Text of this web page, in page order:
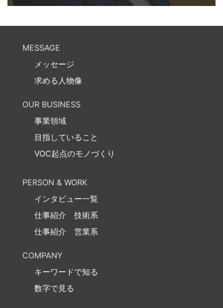
MESSAGE
メッセージ
求める人物像
OUR BUSINESS
事業領域
目指していること
VOC起点のモノづくり
PERSON & WORK
インタビュー一覧
仕事紹介 技術系
仕事紹介 営業系
COMPANY
キーワードで知る
数字で見る